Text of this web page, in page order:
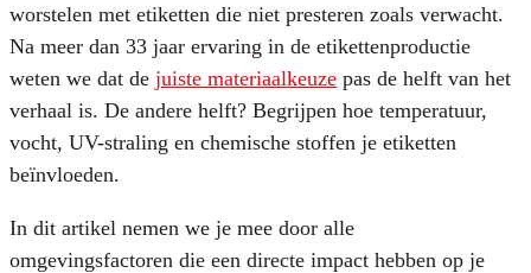
worstelen met etiketten die niet presteren zoals verwacht.
Na meer dan 33 jaar ervaring in de etikettenproductie
weten we dat de juiste materiaalkeuze pas de helft van het
verhaal is. De andere helft? Begrijpen hoe temperatuur,
vocht, UV-straling en chemische stoffen je etiketten
beïnvloeden.
In dit artikel nemen we je mee door alle
omgevingsfactoren die een directe impact hebben op je